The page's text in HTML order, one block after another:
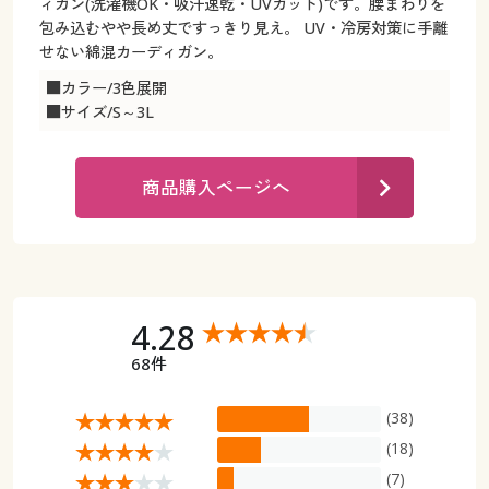
会員メニュー
マイページ
ご利用ガイド
よくある質問とお問い合わせ
マイページ
閲覧履歴
お気に入り
サポート
よくある質問とお問い合わせ
包み込むやや長め丈ですっきり見え。 UV・冷房対策に手離
せない綿混カーディガン。
■カラー/3色展開
■サイズ/S～3L
商品購入ページへ
4.28
68件
(38)
(18)
(7)